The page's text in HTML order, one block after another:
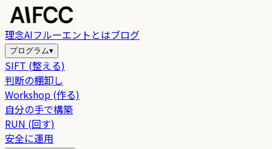
理念AIフルーエントとはブログ
プログラム▾
SIFT (整える)
判断の棚卸し
Workshop (作る)
自分の手で構築
RUN (回す)
安全に運用